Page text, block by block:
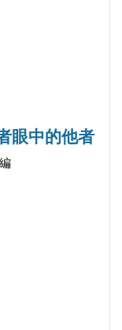
眼中的他者